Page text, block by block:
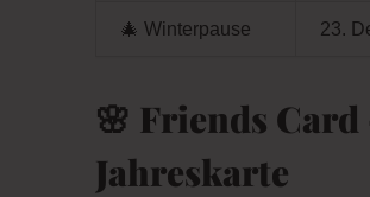
🎄 Winterpause 23.
🌸 Friends Card
Jahreskarte